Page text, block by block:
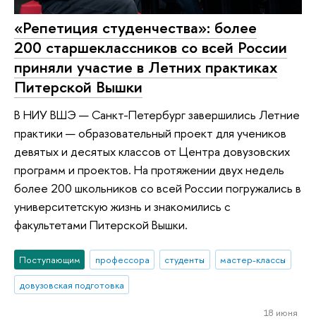
«Репетиция студенчества»: более
200 старшеклассников со всей России
приняли участие в Летних практиках
Питерской Вышки
В НИУ ВШЭ — Санкт-Петербург завершились Летние
практики — образовательный проект для учеников
девятых и десятых классов от Центра довузовских
программ и проектов. На протяжении двух недель
более 200 школьников со всей России погружались в
университетскую жизнь и знакомились с
факультетами Питерской Вышки.
Поступающим профессора студенты
мастер-классы
довузовская подготовка
18 июня